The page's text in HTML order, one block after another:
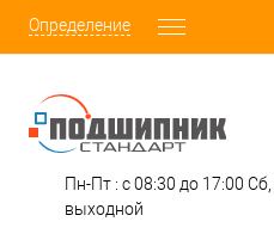
Определение
Пн-Пт : с 08:30 до 17:00 Сб,
выходной